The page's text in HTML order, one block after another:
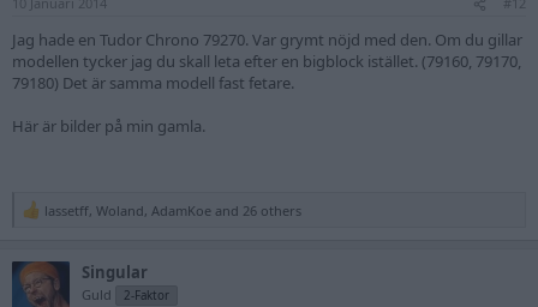
Jag hade en Tudor Chrono 79270. Var grymt nöjd med den. Om du gillar
modellen tycker jag du skall leta efter en bigblock istället. (79160, 79170,
79180) Det är samma modell fast fetare.
Här är bilder på min gamla.
R
c
t
lassetff, Woland, AdamKoe and 26 others
Singular
Guld 2-Faktor